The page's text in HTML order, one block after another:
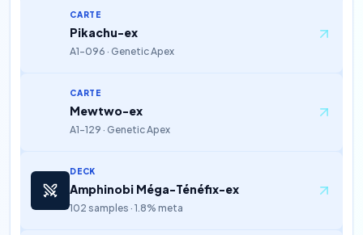
CARTE
Pikachu-ex
A1-096 · Genetic Apex
CARTE
Mewtwo-ex
A1-129 · Genetic Apex
DECK
Amphinobi Méga-Ténéfix-ex
102 samples · 1.8% meta